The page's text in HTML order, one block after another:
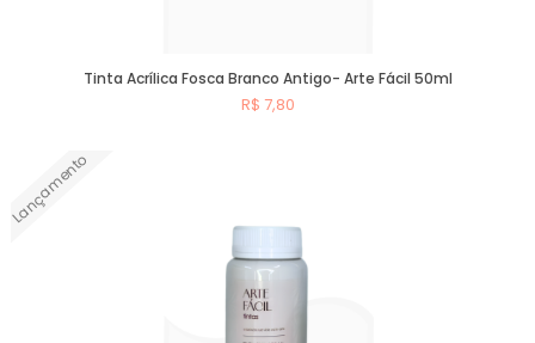
Tinta Acrílica Fosca Branco Antigo- Arte Fácil 50ml
R$ 7,80
Lançamento